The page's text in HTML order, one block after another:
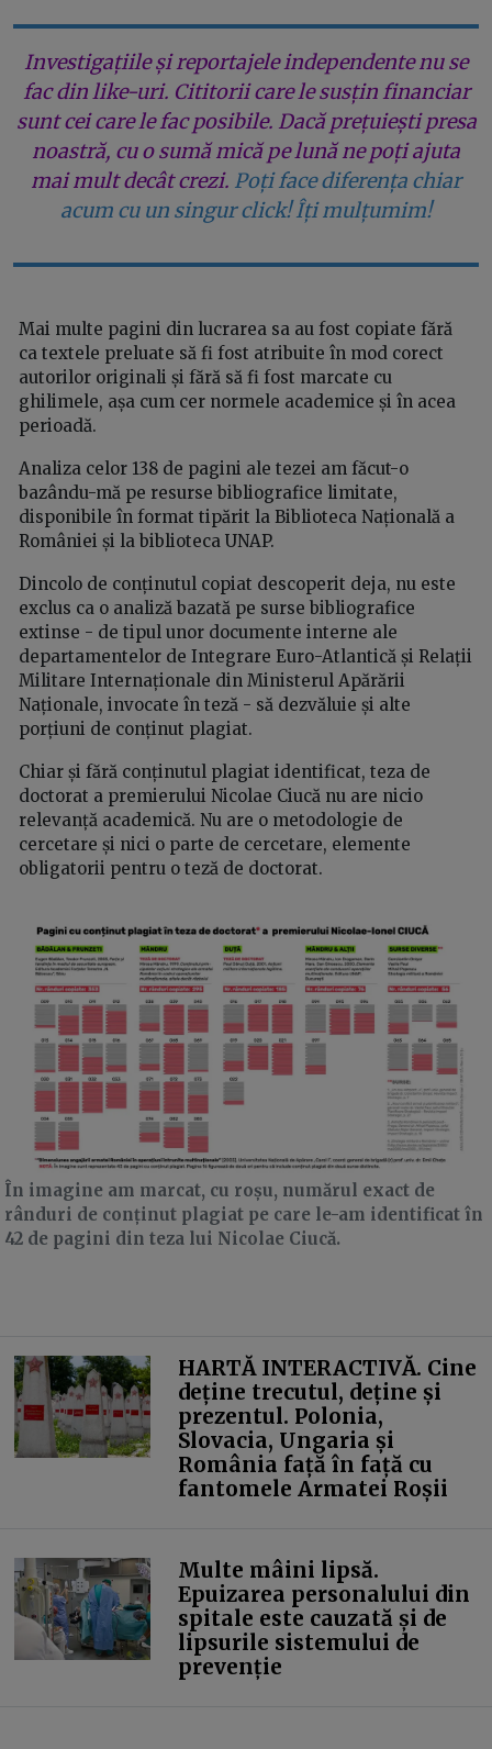
Investigațiile și reportajele independente nu se
fac din like-uri. Cititorii care le susțin financiar
sunt cei care le fac posibile. Dacă prețuiești presa
noastră, cu o sumă mică pe lună ne poți ajuta
mai mult decât crezi. Poți face diferența chiar
acum cu un singur click! Îți mulțumim!
Mai multe pagini din lucrarea sa au fost copiate fără
ca textele preluate să fi fost atribuite în mod corect
autorilor originali și fără să fi fost marcate cu
ghilimele, așa cum cer normele academice și în acea
perioadă.
Analiza celor 138 de pagini ale tezei am făcut-o
bazându-mă pe resurse bibliografice limitate,
disponibile în format tipărit la Biblioteca Națională a
României și la biblioteca UNAP.
Dincolo de conținutul copiat descoperit deja, nu este
exclus ca o analiză bazată pe surse bibliografice
extinse - de tipul unor documente interne ale
departamentelor de Integrare Euro-Atlantică și Relații
Militare Internaționale din Ministerul Apărării
Naționale, invocate în teză - să dezvăluie și alte
porțiuni de conținut plagiat.
Chiar și fără conținutul plagiat identificat, teza de
doctorat a premierului Nicolae Ciucă nu are nicio
relevanță academică. Nu are o metodologie de
cercetare și nici o parte de cercetare, elemente
obligatorii pentru o teză de doctorat.
În imagine am marcat, cu roșu, numărul exact de
rânduri de conținut plagiat pe care le-am identificat în
42 de pagini din teza lui Nicolae Ciucă.
HARTĂ INTERACTIVĂ. Cine
deține trecutul, deține și
prezentul. Polonia,
Slovacia, Ungaria și
România față în față cu
fantomele Armatei Roșii
Multe mâini lipsă.
Epuizarea personalului din
spitale este cauzată și de
lipsurile sistemului de
prevenție